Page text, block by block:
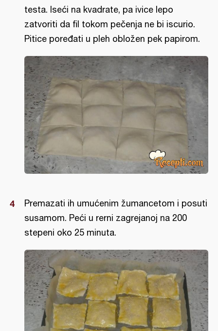
testa. Iseći na kvadrate, pa ivice lepo
zatvoriti da fil tokom pečenja ne bi iscurio.
Pitice poređati u pleh obložen pek papirom.
Premazati ih umućenim žumancetom i posuti
susamom. Peći u rerni zagrejanoj na 200
stepeni oko 25 minuta.